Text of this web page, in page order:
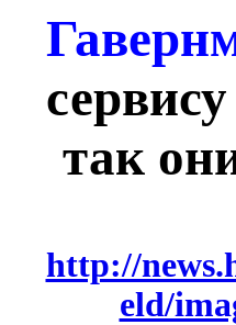
так
http://
eld/